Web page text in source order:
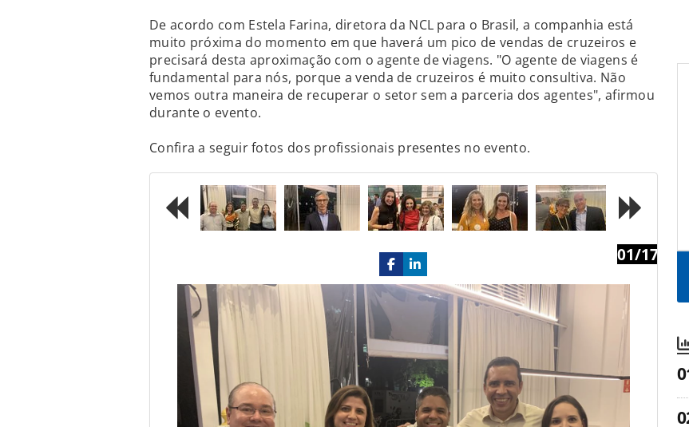
De acordo com Estela Farina, diretora da NCL para o Brasil, a companhia está
muito próxima do momento em que haverá um pico de vendas de cruzeiros e
precisará desta aproximação com o agente de viagens. "O agente de viagens é
fundamental para nós, porque a venda de cruzeiros é muito consultiva. Não
vemos outra maneira de recuperar o setor sem a parceria dos agentes", afirmou
durante o evento.
Confira a seguir fotos dos profissionais presentes no evento.
01/17
Next